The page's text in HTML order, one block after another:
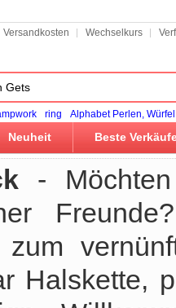
Versandkosten Wechselkurs
ring Alphabet Perlen, Würfel
Neuheit Beste
-
zum
Halskette,